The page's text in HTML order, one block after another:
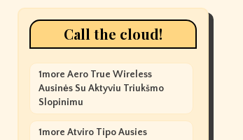
Call the cloud!
1more Aero True Wireless
Ausinės Su Aktyviu Triukšmo
Slopinimu
1more Atviro Tipo Ausies